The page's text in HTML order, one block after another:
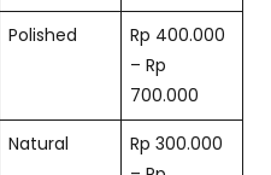
Polished
Rp 400.000
– Rp
700.000
Natural
Rp 300.000